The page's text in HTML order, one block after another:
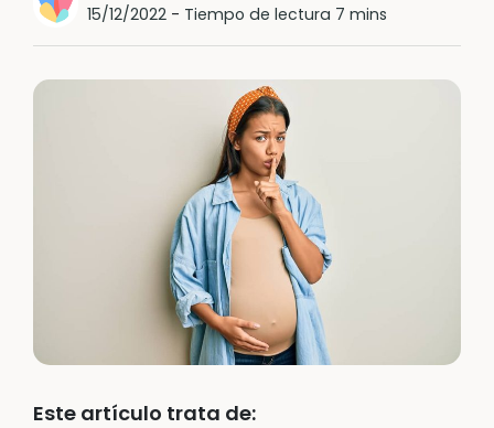
15/12/2022- Tiempo de lectura 7 mins
Este artículo trata de: